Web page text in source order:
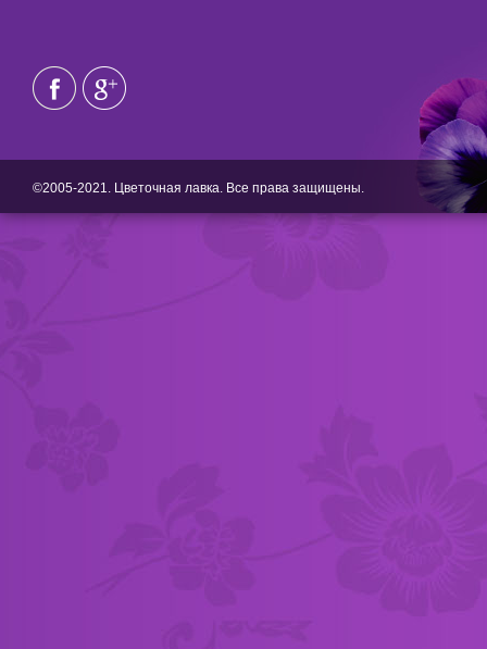
©2005-2021. Цветочная лавка. Все права защищены.